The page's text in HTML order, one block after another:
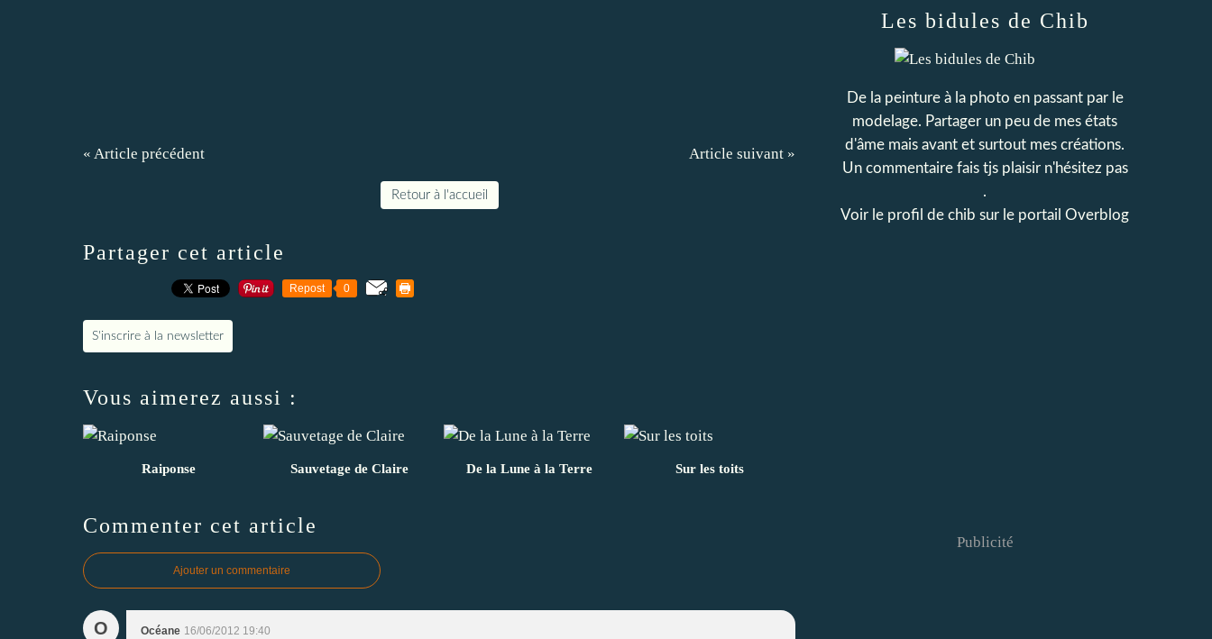
« Article précédent Article suivant »
Retour à l'accueil
Partager cet article
Repost 0
S'inscrire à la newsletter
Vous aimerez aussi :
Raiponse Sauvetage de Claire De la Lune à la Terre Sur les toits
Commenter cet article
Ajouter un commentaire
O Océane 16/06/2012 19:40
Les bidules de Chib
De la peinture à la photo en passant par le
modelage. Partager un peu de mes états
d'âme mais avant et surtout mes créations.
Un commentaire fais tjs plaisir n'hésitez pas
.
Voir le profil de chib sur le portail Overblog
Publicité